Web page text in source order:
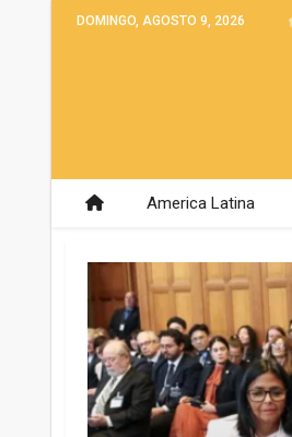
DOMINGO, AGOSTO 9, 2026
America Latina